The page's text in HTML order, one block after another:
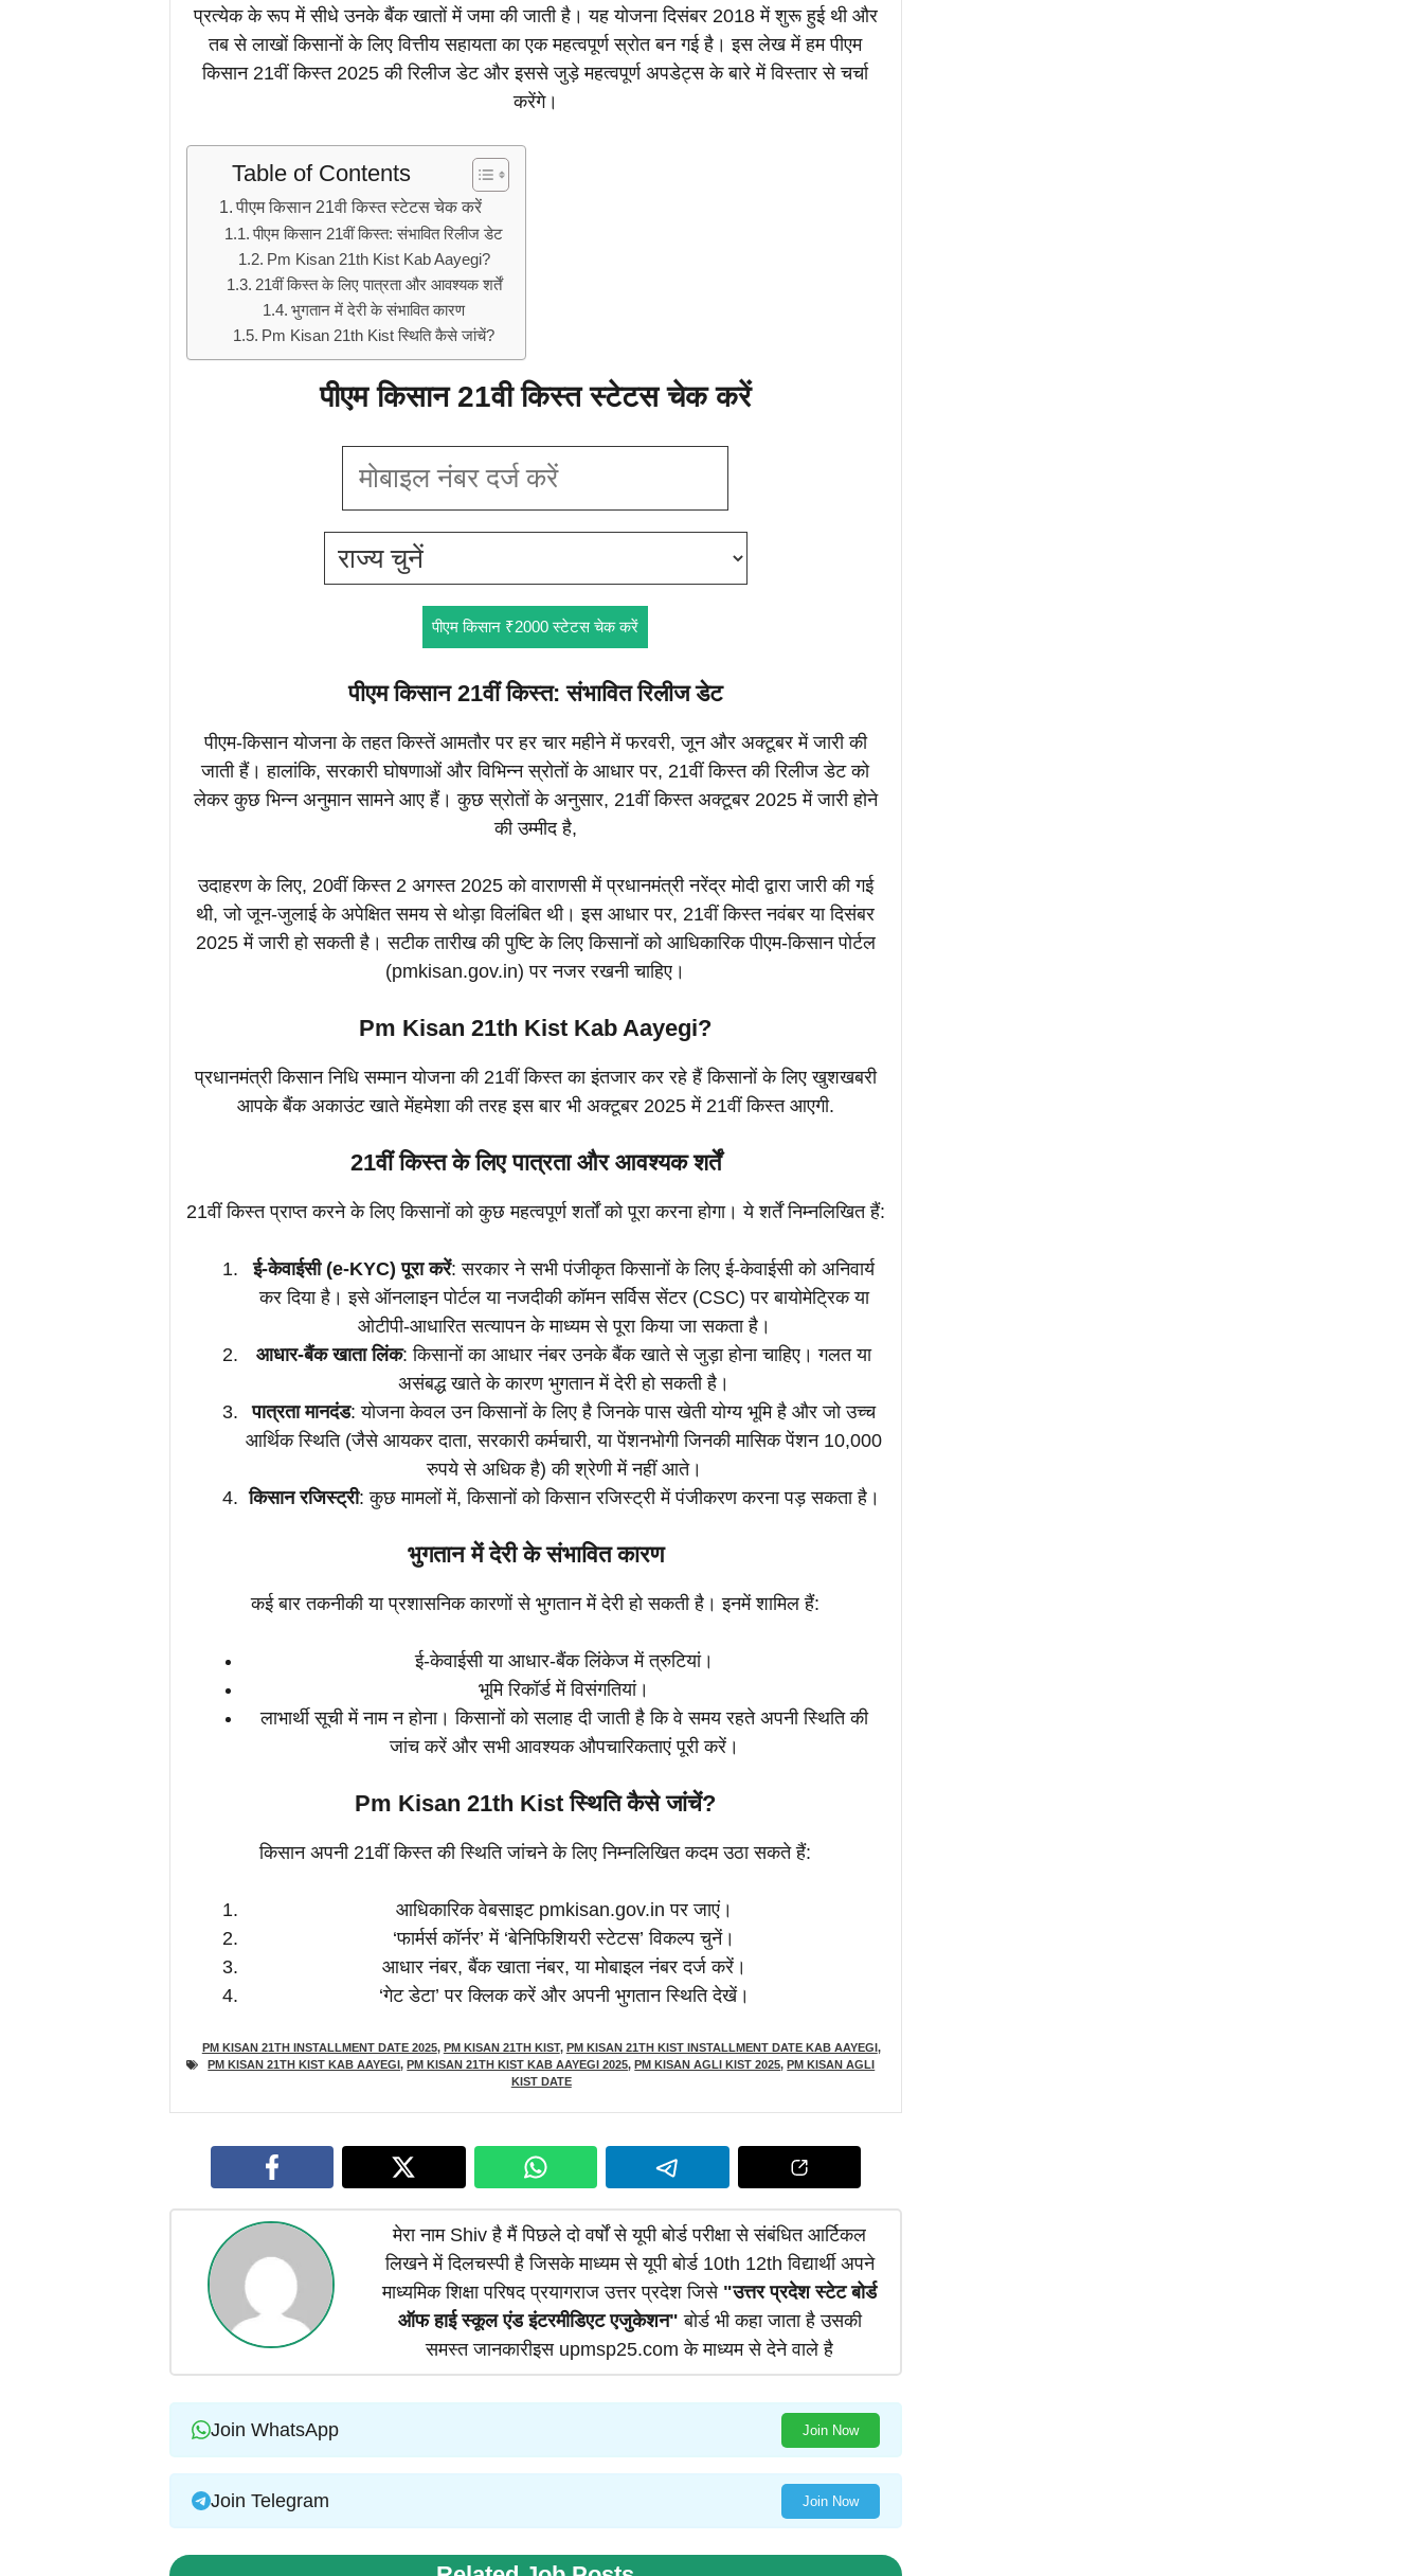
प्रत्येक के रूप में सीधे उनके बैंक खातों में जमा की जाती है। यह योजना दिसंबर 2018 में शुरू हुई थी और
तब से लाखों किसानों के लिए वित्तीय सहायता का एक महत्वपूर्ण स्रोत बन गई है। इस लेख में हम पीएम
किसान 21वीं किस्त 2025 की रिलीज डेट और इससे जुड़े महत्वपूर्ण अपडेट्स के बारे में विस्तार से चर्चा
करेंगे।
Table of Contents
पीएम किसान 21वी किस्त स्टेटस चेक करें
पीएम किसान 21वीं किस्त: संभावित रिलीज डेट
Pm Kisan 21th Kist Kab Aayegi?
21वीं किस्त के लिए पात्रता और आवश्यक शर्तें
भुगतान में देरी के संभावित कारण
Pm Kisan 21th Kist स्थिति कैसे जांचें?
पीएम किसान 21वी किस्त स्टेटस चेक करें
पीएम किसान ₹2000 स्टेटस चेक करें
पीएम किसान 21वीं किस्त: संभावित रिलीज डेट
पीएम-किसान योजना के तहत किस्तें आमतौर पर हर चार महीने में फरवरी, जून और अक्टूबर में जारी की
जाती हैं। हालांकि, सरकारी घोषणाओं और विभिन्न स्रोतों के आधार पर, 21वीं किस्त की रिलीज डेट को
लेकर कुछ भिन्न अनुमान सामने आए हैं। कुछ स्रोतों के अनुसार, 21वीं किस्त अक्टूबर 2025 में जारी होने
की उम्मीद है,
उदाहरण के लिए, 20वीं किस्त 2 अगस्त 2025 को वाराणसी में प्रधानमंत्री नरेंद्र मोदी द्वारा जारी की गई
थी, जो जून-जुलाई के अपेक्षित समय से थोड़ा विलंबित थी। इस आधार पर, 21वीं किस्त नवंबर या दिसंबर
2025 में जारी हो सकती है। सटीक तारीख की पुष्टि के लिए किसानों को आधिकारिक पीएम-किसान पोर्टल
(pmkisan.gov.in) पर नजर रखनी चाहिए।
Pm Kisan 21th Kist Kab Aayegi?
प्रधानमंत्री किसान निधि सम्मान योजना की 21वीं किस्त का इंतजार कर रहे हैं किसानों के लिए खुशखबरी
आपके बैंक अकाउंट खाते मेंहमेशा की तरह इस बार भी अक्टूबर 2025 में 21वीं किस्त आएगी.
21वीं किस्त के लिए पात्रता और आवश्यक शर्तें
21वीं किस्त प्राप्त करने के लिए किसानों को कुछ महत्वपूर्ण शर्तों को पूरा करना होगा। ये शर्तें निम्नलिखित हैं:
ई-केवाईसी (e-KYC) पूरा करें: सरकार ने सभी पंजीकृत किसानों के लिए ई-केवाईसी को अनिवार्य
कर दिया है। इसे ऑनलाइन पोर्टल या नजदीकी कॉमन सर्विस सेंटर (CSC) पर बायोमेट्रिक या
ओटीपी-आधारित सत्यापन के माध्यम से पूरा किया जा सकता है।
आधार-बैंक खाता लिंक: किसानों का आधार नंबर उनके बैंक खाते से जुड़ा होना चाहिए। गलत या
असंबद्ध खाते के कारण भुगतान में देरी हो सकती है।
पात्रता मानदंड: योजना केवल उन किसानों के लिए है जिनके पास खेती योग्य भूमि है और जो उच्च
आर्थिक स्थिति (जैसे आयकर दाता, सरकारी कर्मचारी, या पेंशनभोगी जिनकी मासिक पेंशन 10,000
रुपये से अधिक है) की श्रेणी में नहीं आते।
किसान रजिस्ट्री: कुछ मामलों में, किसानों को किसान रजिस्ट्री में पंजीकरण करना पड़ सकता है।
भुगतान में देरी के संभावित कारण
कई बार तकनीकी या प्रशासनिक कारणों से भुगतान में देरी हो सकती है। इनमें शामिल हैं:
ई-केवाईसी या आधार-बैंक लिंकेज में त्रुटियां।
भूमि रिकॉर्ड में विसंगतियां।
लाभार्थी सूची में नाम न होना। किसानों को सलाह दी जाती है कि वे समय रहते अपनी स्थिति की
जांच करें और सभी आवश्यक औपचारिकताएं पूरी करें।
Pm Kisan 21th Kist स्थिति कैसे जांचें?
किसान अपनी 21वीं किस्त की स्थिति जांचने के लिए निम्नलिखित कदम उठा सकते हैं:
आधिकारिक वेबसाइट pmkisan.gov.in पर जाएं।
‘फार्मर्स कॉर्नर’ में ‘बेनिफिशियरी स्टेटस’ विकल्प चुनें।
आधार नंबर, बैंक खाता नंबर, या मोबाइल नंबर दर्ज करें।
‘गेट डेटा’ पर क्लिक करें और अपनी भुगतान स्थिति देखें।
PM KISAN 21TH INSTALLMENT DATE 2025, PM KISAN 21TH KIST, PM KISAN 21TH KIST INSTALLMENT DATE KAB AAYEGI,
PM KISAN 21TH KIST KAB AAYEGI,PM KISAN 21TH KIST KAB AAYEGI 2025,PM KISAN AGLI KIST 2025,PM KISAN AGLI
KIST DATE
मेरा नाम Shiv है मैं पिछले दो वर्षों से यूपी बोर्ड परीक्षा से संबंधित आर्टिकल
लिखने में दिलचस्पी है जिसके माध्यम से यूपी बोर्ड 10th 12th विद्यार्थी अपने
माध्यमिक शिक्षा परिषद प्रयागराज उत्तर प्रदेश जिसे "उत्तर प्रदेश स्टेट बोर्ड
ऑफ हाई स्कूल एंड इंटरमीडिएट एजुकेशन" बोर्ड भी कहा जाता है उसकी
समस्त जानकारीइस upmsp25.com के माध्यम से देने वाले है
Join WhatsApp Join Now
Join Telegram Join Now